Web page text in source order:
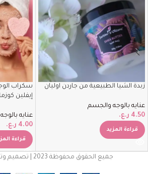
زبدة الشيا الطبيعية من جاردن اوليان
عنايه بالوجه والجسم
4.50 ر.ع.
قراءة المزيد
سكراب
إيفلين
عنايه
4.00 ر.ع.
قراءة
جميع الحقوق محفوظة 2023 | تصميم وتطوير exan.app